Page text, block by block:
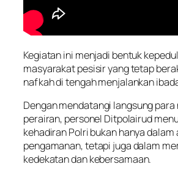
Kegiatan ini menjadi bentuk
masyarakat pesisir yang tetap
nafkah di tengah menjalankan
Dengan mendatangi langsung para
perairan, personel Ditpolairud
kehadiran Polri bukan hanya dalam
pengamanan, tetapi juga dalam
kedekatan dan kebersamaan.